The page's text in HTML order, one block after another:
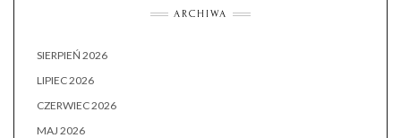
ARCHIWA
SIERPIEŃ 2026
LIPIEC 2026
CZERWIEC 2026
MAJ 2026